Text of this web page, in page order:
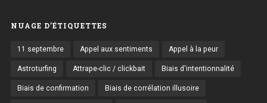
NUAGE D’ÉTIQUETTES
11 septembre Appel aux sentiments Appel à la peur
Astroturfing Attrape-clic / clickbait Biais d'intentionnalité
Biais de confirmation Biais de corrélation illusoire